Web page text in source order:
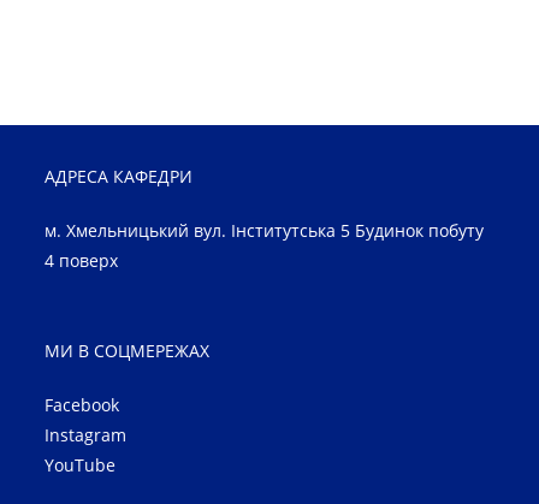
АДРЕСА КАФЕДРИ
м. Хмельницький вул. Інститутська 5 Будинок побуту
4 поверх
МИ В СОЦМЕРЕЖАХ
Facebook
Instagram
YouTube